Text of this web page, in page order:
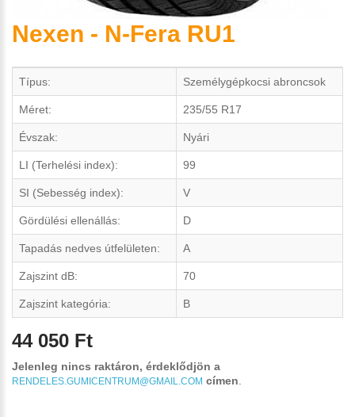
Nexen - N-Fera RU1
Típus: Személygépkocsi abroncsok
Méret: 235/55 R17
Évszak: Nyári
LI (Terhelési index): 99
SI (Sebesség index): V
Gördülési ellenállás: D
Tapadás nedves útfelületen: A
Zajszint dB: 70
Zajszint kategória: B
44 050 Ft
Jelenleg nincs raktáron, érdeklődjön a
RENDELES.GUMICENTRUM@GMAIL.COM címen